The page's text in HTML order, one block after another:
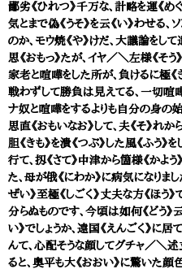
鄙劣《ひれつ》千万な、計略を運《め
気とまで偽《うそ》を云《い》わせる、
のか、モウ焼《や》けだ、大議論をして
思《おもっ》たが、イヤ／＼左様《そう
家老と喧嘩をした所が、負けるに極《
戦わずして勝負は見えてる、一切喧
ナ奴と喧嘩をするよりも自分の身の
思直《おもいなお》して、夫《そ》れか
胆《きも》を潰《つぶ》した風《ふう》
行て、扨《さて》中津から箇様《かよう
た、母が俄《にわか》に病気になりま
ぜい》至極《しごく》丈夫な方《ほう》
分らぬものです、今頃は如何《どう》
い》でしょうか、遠国《えんごく》に居
んて、心配そうな顔してグチャ／＼述
ると、奥平も大《おおい》に驚いた顔色